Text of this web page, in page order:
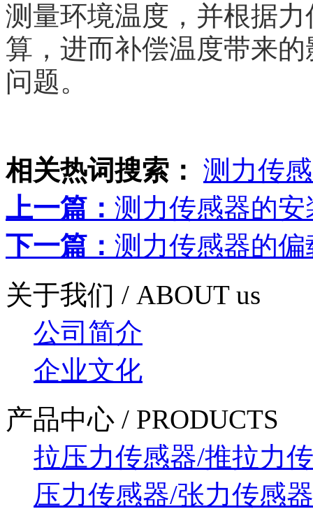
测量环境温度，并根据
算，进而补偿温度带来
问题。
相关热词搜索： 测力传
上一篇： 测力传感器的
下一篇： 测力传感器的
关于我们 / ABOUT us
公司简介
企业文化
产品中心 / PRODUCTS
拉压力传感器/推拉力
压力传感器/张力传感器